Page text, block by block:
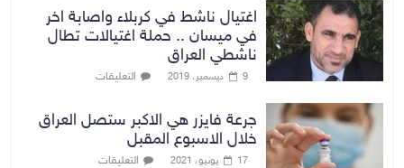
اغتيال ناشط في كربلاء واصابة اخر
في ميسان .. حملة اغتيالات تطال
ناشطي العراق
9 ديسمبر، 2019 التعليقات
جرعة فايزر هي الاكبر ستصل العراق
خلال الاسبوع المقبل
17 يونيو، 2021 التعليقات